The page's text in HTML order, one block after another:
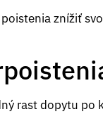
znížiť
rast dopytu